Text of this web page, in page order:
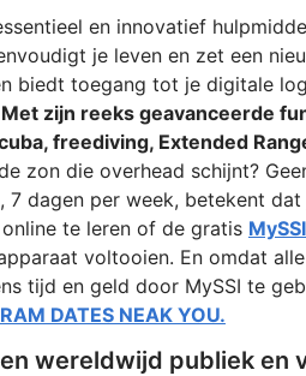
en innovatief
je leven en zet een
biedt toegang tot je digitale
Met zijn reeks geavanceerde
freediving, Extended
zon die overhead schijnt?
7 dagen per week, betekent
te leren of de gratis
voltooien. En omdat
tijd en geld door MySSI te
DATES NEAK YOU.
wereldwijd publiek en